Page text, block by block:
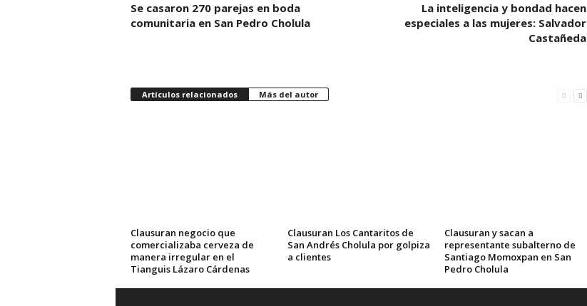
Se casaron 270 parejas en boda
comunitaria en San Pedro Cholula
La inteligencia y bondad hacen
especiales a las mujeres: Salvador
Castañeda
Artículos relacionados Más del autor
Clausuran negocio que
comercializaba cerveza de
manera irregular en el
Tianguis Lázaro Cárdenas
Clausuran Los Cantaritos de
San Andrés Cholula por golpiza
a clientes
Clausuran y sacan a
representante subalterno de
Santiago Momoxpan en San
Pedro Cholula